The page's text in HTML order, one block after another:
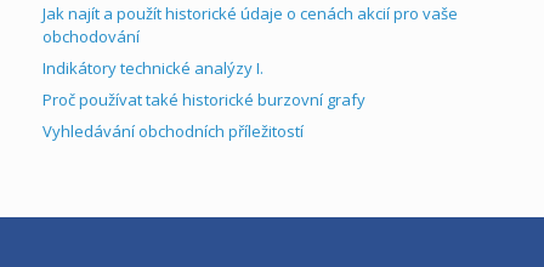
Jak najít a použít historické údaje o cenách akcií pro vaše
obchodování
Indikátory technické analýzy I.
Proč používat také historické burzovní grafy
Vyhledávání obchodních příležitostí